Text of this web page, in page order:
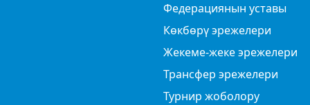
Федерациянын уставы
Көкбөрү эрежелери
Жекеме-жеке эрежелери
Трансфер эрежелери
Турнир жоболору